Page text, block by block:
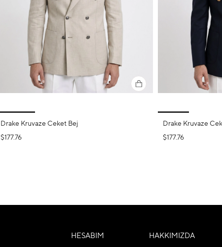
Drake Kruvaze Ceket Bej
$177.76
Drake Kruvaze
$177.76
HESABIM HAKKIMIZDA